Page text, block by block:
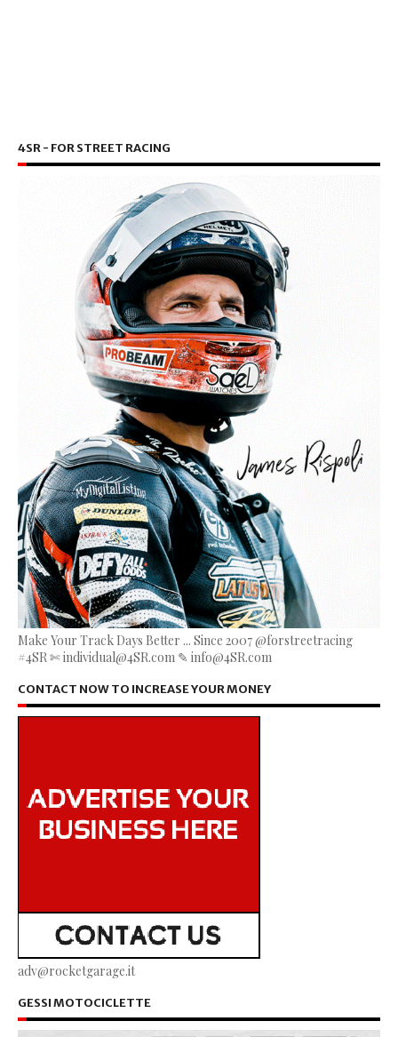
4SR - FOR STREET RACING
Make Your Track Days Better ... Since 2007 @forstreetracing
#4SR ✄ individual@4SR.com ✎ info@4SR.com
CONTACT NOW TO INCREASE YOUR MONEY
adv@rocketgarage.it
GESSI MOTOCICLETTE